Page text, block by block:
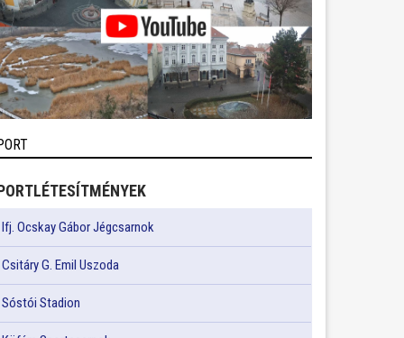
Ifj. Ocskay Gábor Jégcsarnok
Csitáry G. Emil Uszoda
Sóstói Stadion